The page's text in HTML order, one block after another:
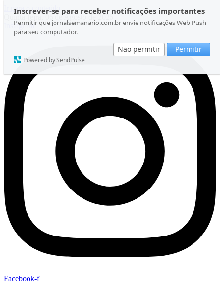
Inscrever-se para receber notificações importantes
Permitir que jornalsemanario.com.br envie notificações Web Push
para seu computador.
Não permitir Permitir
Powered by SendPulse
Ir para o conteúdo
Quinta-feira, 06 de Agosto de 2026
Instagram
Facebook-f